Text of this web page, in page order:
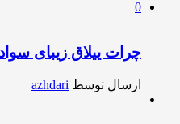
0
چرات ییلاق زیبای
ارسال توسط azhdari